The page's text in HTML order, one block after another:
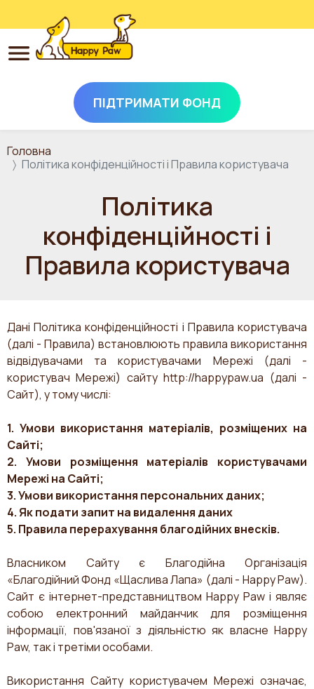
Перейти до основного вмісту
ПІДТРИМАТИ ФОНД
Головна
Політика конфіденційності і Правила користувача
Політика
конфіденційності і
Правила користувача
Дані Політика конфіденційності і Правила користувача
(далі - Правила) встановлюють правила використання
відвідувачами та користувачами Мережі (далі -
користувач Мережі) сайтуhttp://happypaw.ua (далі -
Сайт), у тому числі:
1. Умови використання матеріалів, розміщених на
Сайті;
2. Умови розміщення матеріалів користувачами
Мережі на Сайті;
3. Умови використання персональних даних;
4. Як подати запит на видалення даних
5. Правила перерахування благодійних внесків.
Власником Сайту є Благодійна Організація
«Благодійний Фонд «Щаслива Лапа» (далі - Happy Paw).
Сайт є інтернет-представництвом Happy Paw і являє
собою електронний майданчик для розміщення
інформації, пов'язаної з діяльністю як власне Happy
Paw, так і третіми особами.
Використання Сайту користувачем Мережі означає,